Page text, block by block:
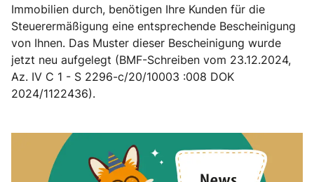
Immobilien durch, benötigen Ihre Kunden für die
Steuerermäßigung eine entsprechende Bescheinigung
von Ihnen. Das Muster dieser Bescheinigung wurde
jetzt neu aufgelegt (BMF-Schreiben vom 23.12.2024,
Az. IV C 1 - S 2296-c/20/10003 :008 DOK
2024/1122436).